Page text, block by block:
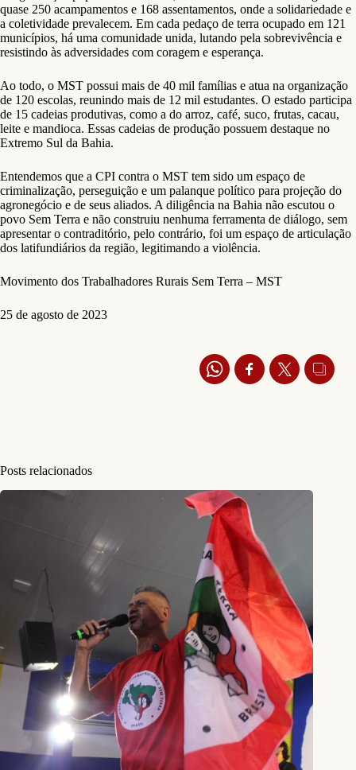
quase 250 acampamentos e 168 assentamentos, onde a solidariedade e
a coletividade prevalecem. Em cada pedaço de terra ocupado em 121
municípios, há uma comunidade unida, lutando pela sobrevivência e
resistindo às adversidades com coragem e esperança.
Ao todo, o MST possui mais de 40 mil famílias e atua na organização
de 120 escolas, reunindo mais de 12 mil estudantes. O estado participa
de 15 cadeias produtivas, como a do arroz, café, suco, frutas, cacau,
leite e mandioca. Essas cadeias de produção possuem destaque no
Extremo Sul da Bahia.
Entendemos que a CPI contra o MST tem sido um espaço de
criminalização, perseguição e um palanque político para projeção do
agronegócio e de seus aliados. A diligência na Bahia não escutou o
povo Sem Terra e não construiu nenhuma ferramenta de diálogo, sem
apresentar o contraditório, pelo contrário, foi um espaço de articulação
dos latifundiários da região, legitimando a violência.
Movimento dos Trabalhadores Rurais Sem Terra – MST
25 de agosto de 2023
Posts relacionados